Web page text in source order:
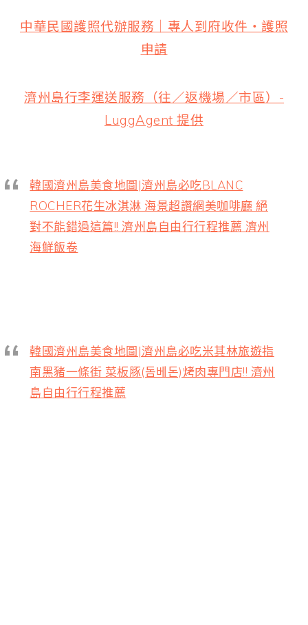
中華民國護照代辦服務｜專人到府收件・護照
申請
濟州島行李運送服務（往／返機場／市區）-
LuggAgent 提供
韓國濟州島美食地圖|濟州島必吃BLANC
ROCHER花生冰淇淋 海景超讚網美咖啡廳 絕
對不能錯過這篇!! 濟州島自由行行程推薦 濟州
海鮮飯卷
韓國濟州島美食地圖|濟州島必吃米其林旅遊指
南黑豬一條街 菜板豚(돔베돈)烤肉專門店!! 濟州
島自由行行程推薦